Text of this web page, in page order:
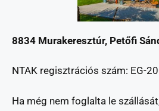
8834 Murakeresztúr, Petőfi
NTAK regisztrációs szám: EG-
Ha még nem foglalta le